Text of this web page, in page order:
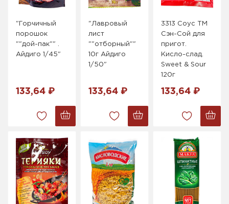
"Горчичный
порошок
""дой-пак"" .
Айдиго 1/45"
133,64 ₽
"Лавровый
лист
""отборный""
10г Айдиго
1/50"
133,64 ₽
3313 Cоус ТМ
Сэн-Сой для
пригот.
Кисло-слад.
Sweet & Sour
120г
133,64 ₽